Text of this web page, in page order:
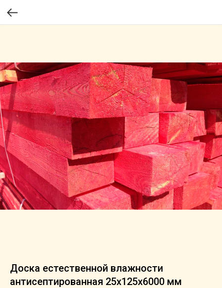
Доска естественной влажности
aнтиceптиpoвaнная 25х125х6000 мм